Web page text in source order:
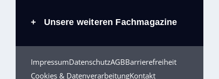
+ Unsere weiteren Fachmagazine
ImpressumDatenschutzAGBBarrierefreiheit
Cookies & DatenverarbeitungKontakt